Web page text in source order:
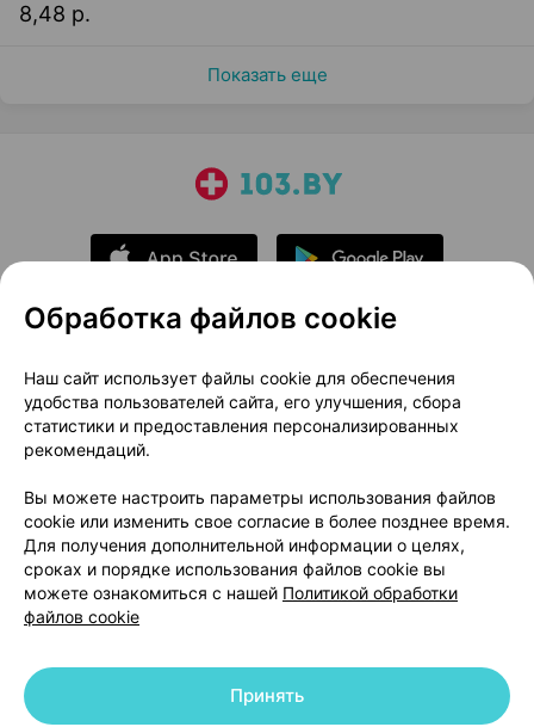
8,48 р.
Показать еще
О проекте
Новости проекта
Размещение рекламы
Медицинский маркетинг
Публичный договор
Доставка
Способы оплаты
Вакансии
Партнеры
Написать руководителю 103.by
Написать в поддержку
Персональные настройки Cookie
© 2026 ООО «Артокс Лаб», УНП 191700409 | 220012, Республика Беларусь,
Обработка файлов cookie
Наш сайт использует файлы cookie для обеспечения
удобства пользователей сайта, его улучшения, сбора
статистики и предоставления персонализированных
рекомендаций.
Вы можете настроить параметры использования файлов
cookie или изменить свое согласие в более позднее время.
Для получения дополнительной информации о целях,
сроках и порядке использования файлов cookie вы
можете ознакомиться с нашей Политикой обработки
файлов cookie
Принять